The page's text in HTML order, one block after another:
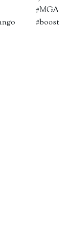
#MGA
#boost